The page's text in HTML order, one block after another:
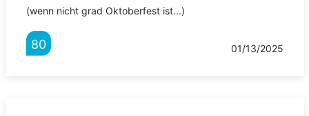
(wenn nicht grad Oktoberfest ist...)
80 01/13/2025